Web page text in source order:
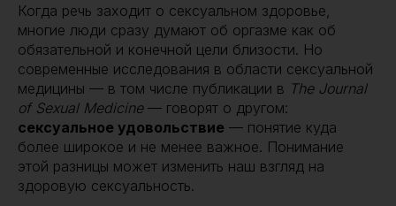
Когда речь заходит о сексуальном здоровье,
многие люди сразу думают об оргазме как об
обязательной и конечной цели близости. Но
современные исследования в области сексуальной
медицины — в том числе публикации в The Journal
of Sexual Medicine— говорят о другом:
сексуальное удовольствие — понятие куда
более широкое и не менее важное. Понимание
этой разницы может изменить наш взгляд на
здоровую сексуальность.